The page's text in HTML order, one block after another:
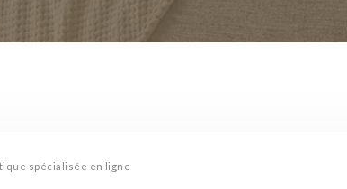
spécialisée en ligne